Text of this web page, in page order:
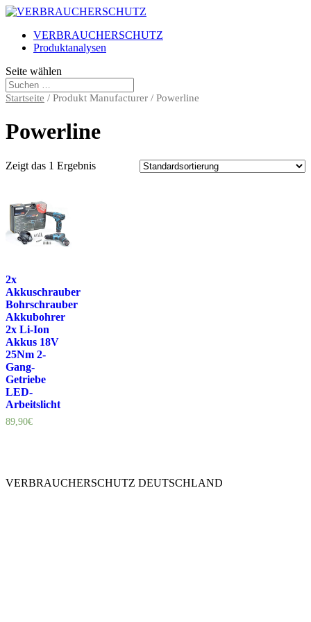
VERBRAUCHERSCHUTZ
Produktanalysen
Seite wählen
Startseite / Produkt Manufacturer / Powerline
Powerline
Zeigt das 1 Ergebnis
2x
Akkuschrauber
Bohrschrauber
Akkubohrer
2x Li-Ion
Akkus 18V
25Nm 2-
Gang-
Getriebe
LED-
Arbeitslicht
89,90€
VERBRAUCHERSCHUTZ DEUTSCHLAND